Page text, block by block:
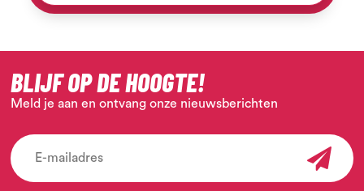
BLIJF OP DE HOOGTE!
Meld je aan en ontvang onze nieuwsberichten